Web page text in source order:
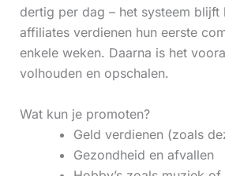
dertig per dag – het systeem blijft
affiliates verdienen hun eerste
enkele weken. Daarna is het
volhouden en opschalen.
Wat kun je promoten?
Geld verdienen (zoals
Gezondheid en afvallen